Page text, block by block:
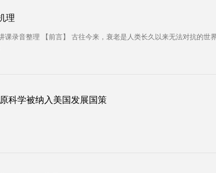
理
课录音整理 【前言】 古往今来，衰老是人类长久以来无法对抗的
科学被纳入美国发展国策